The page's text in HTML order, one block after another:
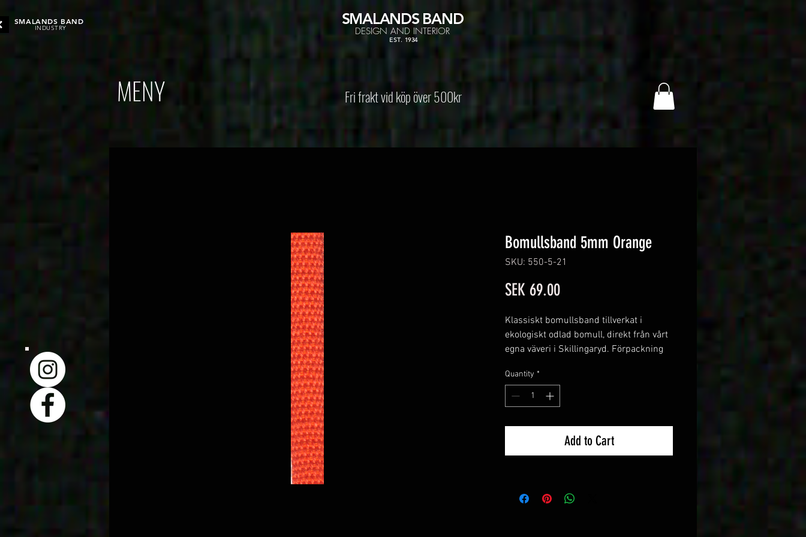
SMALANDS BAND
INDUSTRY
SMALANDS BAND
DESIGN AND INTERIOR
EST. 1934
MENY Fri frakt vid köp över 500kr
Bomullsband 5mm Orange
SKU: 550-5-21
SEK 69.00Price
Klassiskt bomullsband tillverkat i
ekologiskt odlad bomull, direkt från vårt
egna väveri i Skillingaryd. Förpackning
Quantity *
Add to Cart